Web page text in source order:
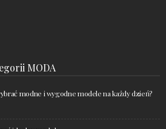
MODA
modne i wygodne modele na każdy dzień?